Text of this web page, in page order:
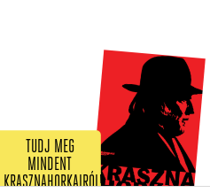
TUDJ MEG
MINDENT
KRASZNAHORKAIRÓL!